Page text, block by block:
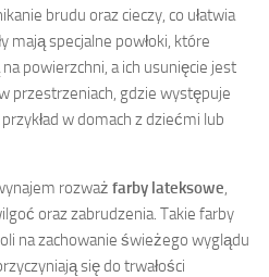
brudu oraz cieczy, co ułatwia
mają specjalne powłoki, które
powierzchni, a ich usunięcie jest
przestrzeniach, gdzie występuje
w domach z dziećmi lub
rozważ farby lateksowe,
oraz zabrudzenia. Takie farby
na zachowanie świeżego wyglądu
się do trwałości